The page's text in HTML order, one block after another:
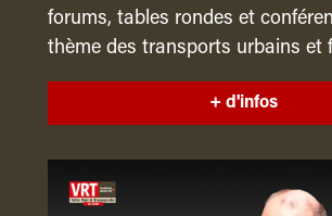
forums, tables rondes et
thème des transports urbains et
+ d'infos